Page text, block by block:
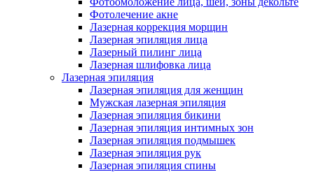
Фотолечение акне
Лазерная коррекция морщин
Лазерная эпиляция лица
Лазерный пилинг лица
Лазерная шлифовка лица
Лазерная эпиляция
Лазерная эпиляция для женщин
Мужская лазерная эпиляция
Лазерная эпиляция бикини
Лазерная эпиляция интимных зон
Лазерная эпиляция подмышек
Лазерная эпиляция рук
Лазерная эпиляция спины